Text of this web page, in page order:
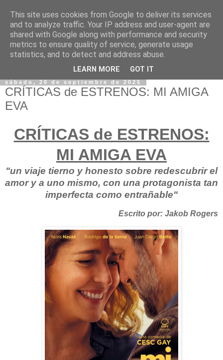
sábado, 20 de septiembre de 2025
CRÍTICAS de ESTRENOS: MI AMIGA
EVA
CRÍTICAS de ESTRENOS:
MI AMIGA EVA
"un viaje tierno y honesto sobre redescubrir el
amor y a uno mismo, con una protagonista tan
imperfecta como entrañable"
Escrito por: Jakob Rogers
This site uses cookies from Google to deliver its services
and to analyze traffic. Your IP address and user-agent are
shared with Google along with performance and security
metrics to ensure quality of service, generate usage
statistics, and to detect and address abuse.
LEARN MORE GOT IT